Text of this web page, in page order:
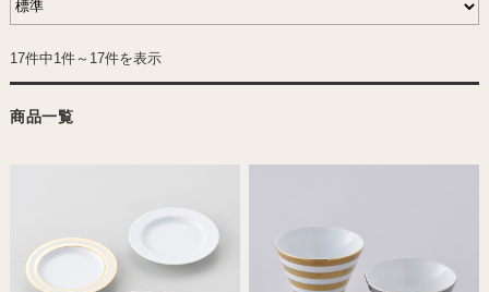
17件中1件～17件を表示
商品一覧